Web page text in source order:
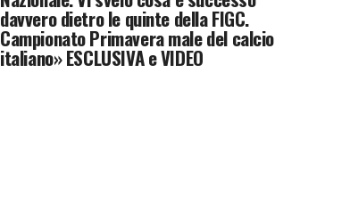
davvero dietro le quinte della FIGC.
Campionato Primavera male del calcio
italiano» ESCLUSIVA e VIDEO